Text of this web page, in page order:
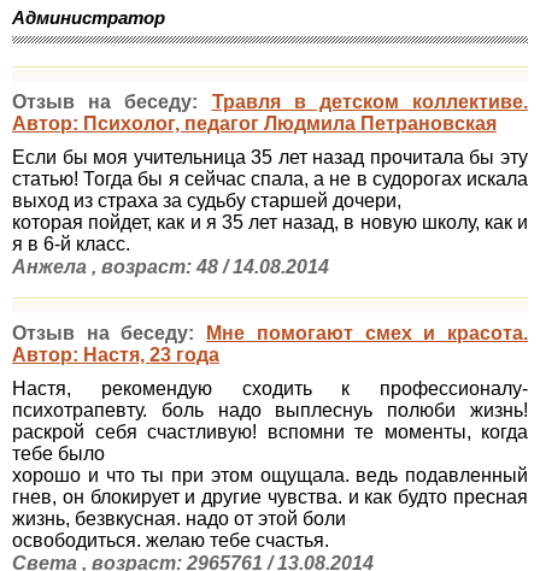
Администратор
Отзыв на беседу: Травля в детском коллективе.
Автор: Психолог, педагог Людмила Петрановская
Если бы моя учительница 35 лет назад прочитала бы эту
статью! Тогда бы я сейчас спала, а не в судорогах искала
выход из страха за судьбу старшей дочери,
которая пойдет, как и я 35 лет назад, в новую школу, как и
я в 6-й класс.
Анжела , возраст: 48 / 14.08.2014
Отзыв на беседу:
Мне помогают смех и красота.
Автор: Настя, 23 года
Настя, рекомендую сходить к профессионалу-
психотрапевту. боль надо выплеснуь полюби жизнь!
раскрой себя счастливую! вспомни те моменты, когда
тебе было
хорошо и что ты при этом ощущала. ведь подавленный
гнев, он блокирует и другие чувства. и как будто пресная
жизнь, безвкусная. надо от этой боли
освободиться. желаю тебе счастья.
Света , возраст: 2965761 / 13.08.2014